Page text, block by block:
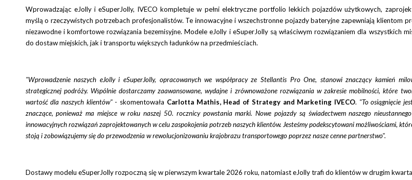
Wprowadzając eJolly i eSuperJolly, IVECO kompletuje w pełni elektryczne portfolio lekkich pojazdów użytkowych,
myślą o rzeczywistych potrzebach profesjonalistów. Te innowacyjne i wszechstronne pojazdy bateryjne zapewniają klientom
niezawodne i komfortowe rozwiązania bezemisyjne. Modele eJolly i eSuperJolly są właściwym rozwiązaniem dla wszystkich
do dostaw miejskich, jak i transportu większych ładunków na przedmieściach.
"Wprowadzenie naszych eJolly i eSuperJolly, opracowanych we współpracy ze Stellantis Pro One, stanowi znaczący kamień
strategicznej podróży. Wspólnie dostarczamy zaawansowane, wydajne i zrównoważone rozwiązania w zakresie mobilności, które
wartość dla naszych klientów"- skomentowała Carlotta Mathis, Head of Strategy and Marketing IVECO. "To osiągnięcie
znaczące, ponieważ ma miejsce w roku naszej 50. rocznicy powstania marki. Nowe pojazdy są świadectwem naszego
innowacyjnych rozwiązań zaprojektowanych w celu zaspokojenia potrzeb naszych klientów. Jesteśmy podekscytowani możliwościami,
stoją i zobowiązujemy się do przewodzenia w rewolucjonizowaniu krajobrazu transportowego poprzez nasze cenne partnerstwo".
Dostawy modelu eSuperJolly rozpoczną się w pierwszym kwartale 2026 roku, natomiast eJolly trafi do klientów w drugim